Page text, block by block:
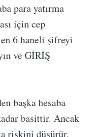
para yatırma
için cep
6 haneli şifreyi
ve GİRİŞ
başka hesaba
basittir. Ancak
riskini düşürür.